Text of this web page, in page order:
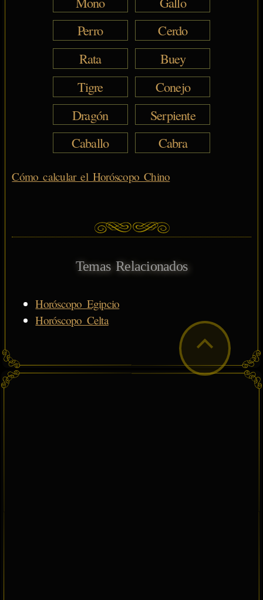
Perro
Cerdo
Rata
Buey
Tigre
Conejo
Dragón
Serpiente
Caballo
Cabra
Cómo calcular el Horóscopo Chino
Temas Relacionados
Horóscopo Egipcio
Horóscopo Celta